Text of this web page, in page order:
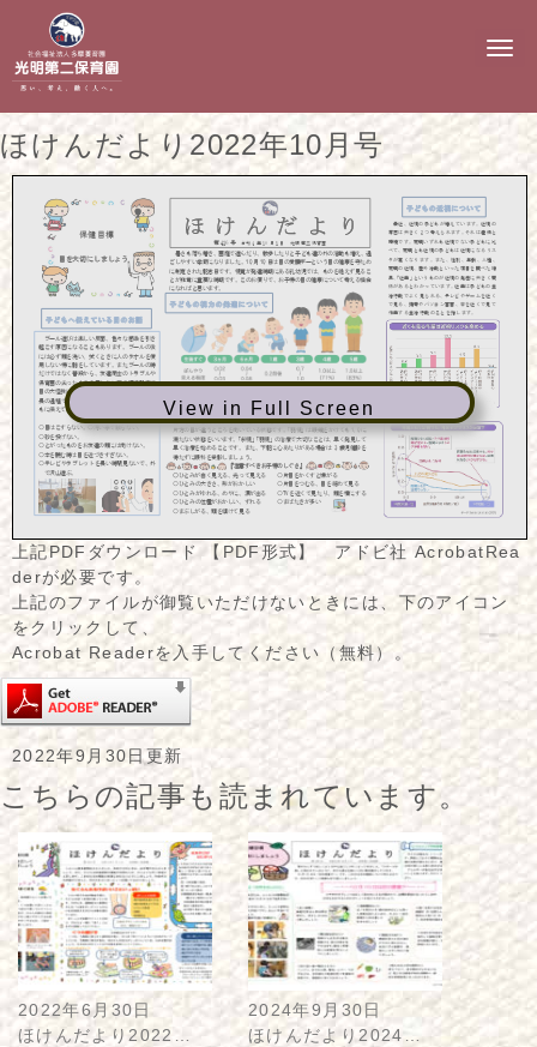
N
g
a
i
ほけんだより2022年10月号
View in Full Screen
上記PDFダウンロード 【PDF形式】 アドビ社 AcrobatRea
derが必要です。
上記のファイルが御覧いただけないときには、下のアイコン
をクリックして、
Acrobat Readerを入手してください（無料）。
2022年9月30日更新
こちらの記事も読まれています。
2022年6月30日
ほけんだより2022…
2024年9月30日
ほけんだより2024…